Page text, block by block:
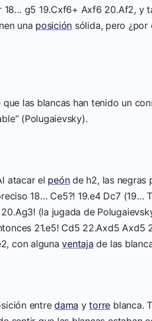
18… g5 19.Cxf6+ Axf6 20.Af2, y
una posición sólida, pero ¿por
que las blancas han tenido un
(Polugaievsky).
atacar el peónde h2, las negras
18… Ce5?! 19.e4 Dc7 (19…
(la jugada de
21.e5! Cd5 22.Axd5
con algunaventaja de las
entredama ytorre blanca.